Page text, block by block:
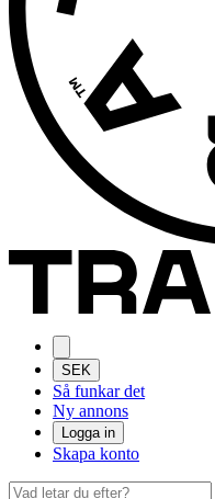
SEK
Så funkar det
Ny annons
Logga in
Skapa konto